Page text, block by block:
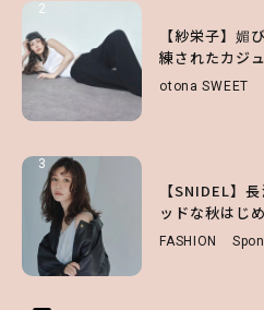
2
【紗栄子】
練されたカジ
otona SWEET
3
【SNIDEL】
ッドな秋はじ
FASHION
2
【大原優乃】
ッとしちゃう
BEAUTY
3
【森香澄】理
キープの秘訣
ビュー！
2
【付録】総柄
ノ国屋コラボ
い味方！【オ
3
【谷まりあ】
げなく肌見せ
るマストハブ